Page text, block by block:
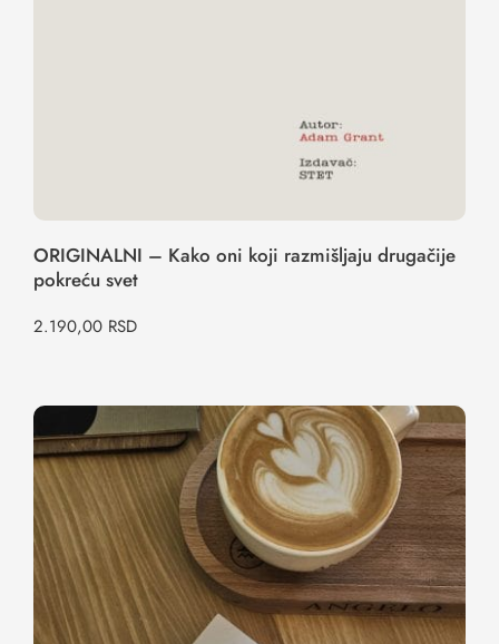
ORIGINALNI – Kako oni koji razmišljaju drugačije
pokreću svet
2.190,00 RSD